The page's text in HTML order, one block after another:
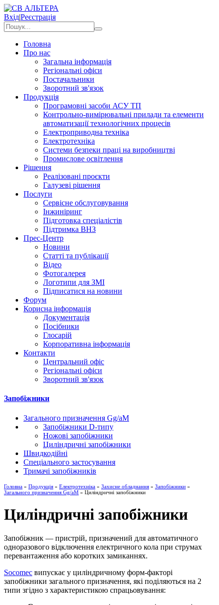
Вхід|Реєстрація
Головна
Про нас
Загальна інформація
Регіональні офіси
Постачальники
Зворотний зв'язок
Продукція
Програмовні засоби АСУ ТП
Контрольно-вимірювальні прилади та елементи
автоматизації технологічних процесів
Електроприводна техніка
Електротехніка
Системи безпеки праці на виробництві
Промислове освітлення
Рішення
Реалізовані проєкти
Галузеві рішення
Послуги
Сервісне обслуговування
Інжиніринг
Підготовка спеціалістів
Підтримка ВНЗ
Прес-Центр
Новини
Статті та публікації
Відео
Фотогалерея
Логотипи для ЗМІ
Підписатися на новини
Форум
Корисна інформація
Документація
Посібники
Глосарій
Корпоративна інформація
Контакти
Центральний офіс
Регіональні офіси
Зворотний зв'язок
Запобіжники
Загального призначення Gg/aM
Запобіжники D-типу
Ножові запобіжники
Циліндричні запобіжники
Швидкодійні
Спеціального застосування
Тримачі запобіжників
Головна » Продукція » Електротехніка » Захисне обладнання » Запобіжники »
Загального призначення Gg/aM » Циліндричні запобіжники
Циліндричні запобіжники
Запобіжник — пристрій, призначений для автоматичного
одноразового відключення електричного кола при струмах
перевантаження або коротких замиканнях.
Socomec випускає у циліндричному форм-факторі
запобіжники загального призначення, які поділяються на 2
типи згідно з характеристикою спрацьовування: